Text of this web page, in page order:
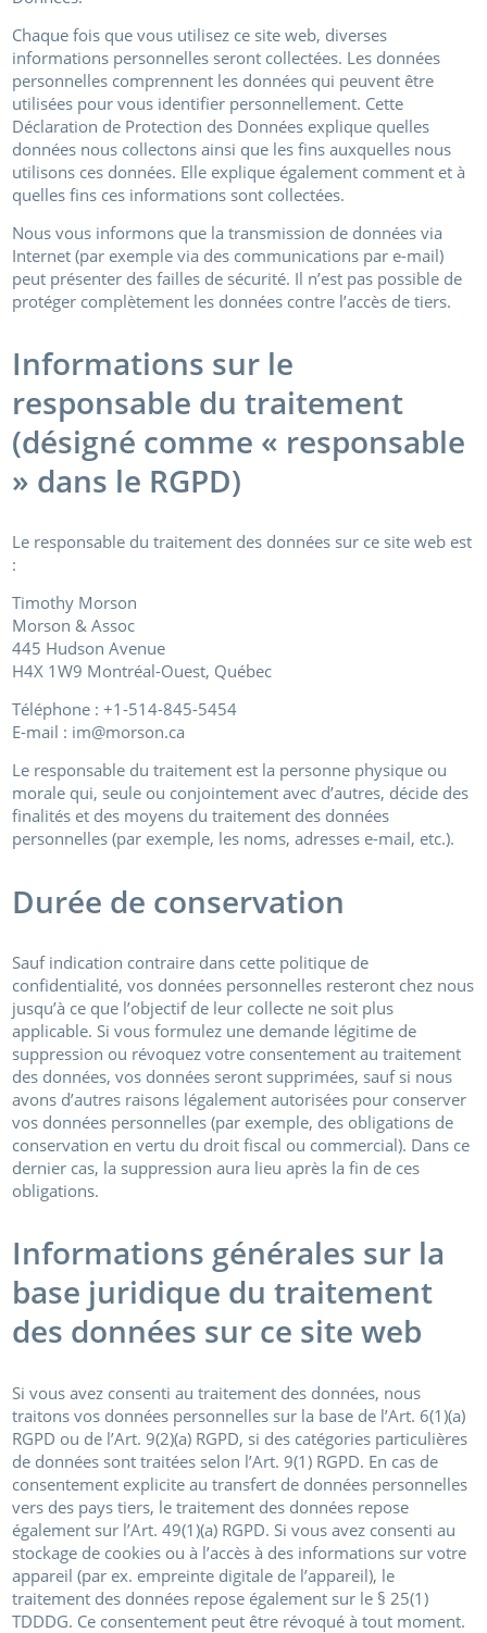
Chaque fois que vous utilisez ce site web, diverses
informations personnelles seront collectées. Les données
personnelles comprennent les données qui peuvent être
utilisées pour vous identifier personnellement. Cette
Déclaration de Protection des Données explique quelles
données nous collectons ainsi que les fins auxquelles nous
utilisons ces données. Elle explique également comment et à
quelles fins ces informations sont collectées.
Nous vous informons que la transmission de données via
Internet (par exemple via des communications par e-mail)
peut présenter des failles de sécurité. Il n’est pas possible de
protéger complètement les données contre l’accès de tiers.
Informations sur le
responsable du traitement
(désigné comme « responsable
» dans le RGPD)
Le responsable du traitement des données sur ce site web est
:
Timothy Morson
Morson & Assoc
445 Hudson Avenue
H4X 1W9 Montréal-Ouest, Québec
Téléphone : +1-514-845-5454
E-mail : im@morson.ca
Le responsable du traitement est la personne physique ou
morale qui, seule ou conjointement avec d’autres, décide des
finalités et des moyens du traitement des données
personnelles (par exemple, les noms, adresses e-mail, etc.).
Durée de conservation
Sauf indication contraire dans cette politique de
confidentialité, vos données personnelles resteront chez nous
jusqu’à ce que l’objectif de leur collecte ne soit plus
applicable. Si vous formulez une demande légitime de
suppression ou révoquez votre consentement au traitement
des données, vos données seront supprimées, sauf si nous
avons d’autres raisons légalement autorisées pour conserver
vos données personnelles (par exemple, des obligations de
conservation en vertu du droit fiscal ou commercial). Dans ce
dernier cas, la suppression aura lieu après la fin de ces
obligations.
Informations générales sur la
base juridique du traitement
des données sur ce site web
Si vous avez consenti au traitement des données, nous
traitons vos données personnelles sur la base de l’Art. 6(1)(a)
RGPD ou de l’Art. 9(2)(a) RGPD, si des catégories particulières
de données sont traitées selon l’Art. 9(1) RGPD. En cas de
consentement explicite au transfert de données personnelles
vers des pays tiers, le traitement des données repose
également sur l’Art. 49(1)(a) RGPD. Si vous avez consenti au
stockage de cookies ou à l’accès à des informations sur votre
appareil (par ex. empreinte digitale de l’appareil), le
traitement des données repose également sur le § 25(1)
TDDDG. Ce consentement peut être révoqué à tout moment.